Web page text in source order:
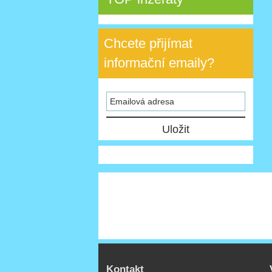
Chcete přijímat
informační emaily?
Kontakt